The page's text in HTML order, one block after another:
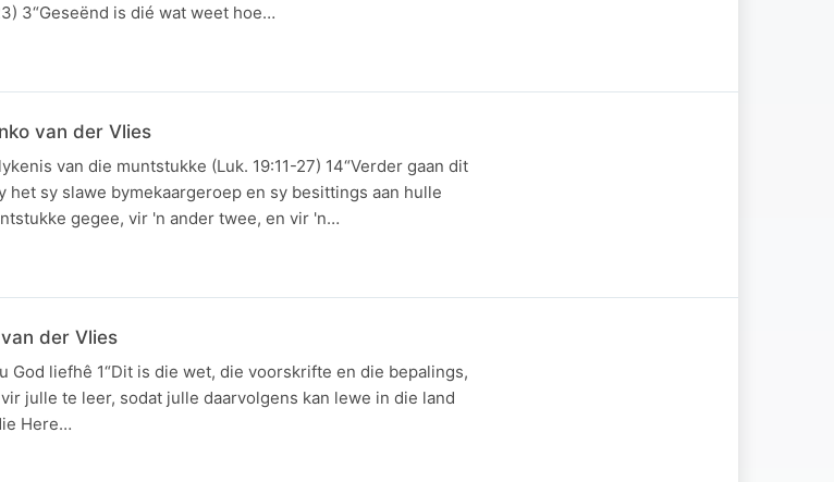
3“Geseënd is dié wat weet hoe…
van der Vlies
van die muntstukke (Luk. 19:11-27) 14“Verder gaan dit
het sy slawe bymekaargeroep en sy besittings aan hulle
gegee, vir 'n ander twee, en vir 'n…
der Vlies
God liefhê 1“Dit is die wet, die voorskrifte en die bepalings,
julle te leer, sodat julle daarvolgens kan lewe in die land
Here…